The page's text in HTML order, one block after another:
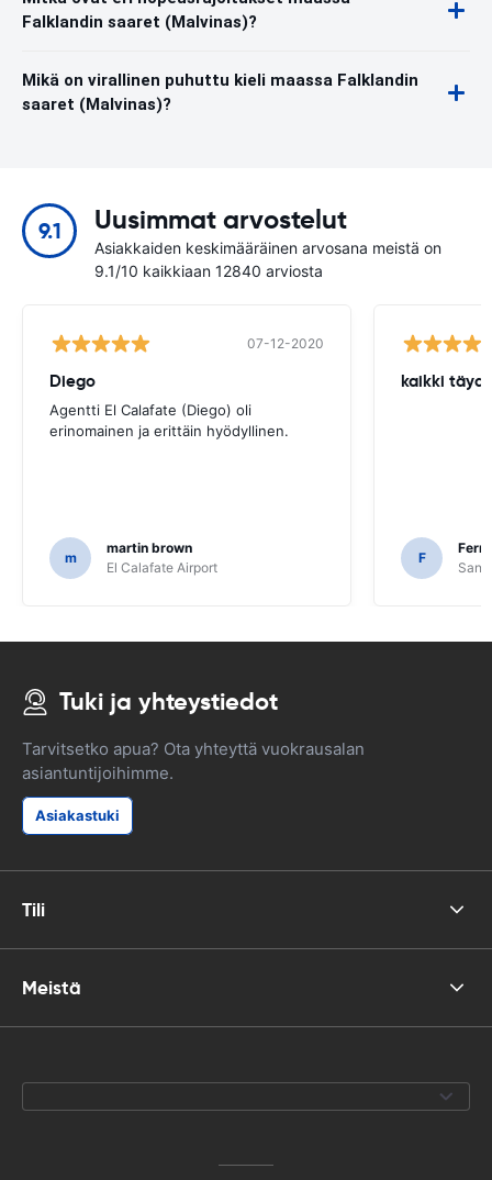
Falklandin saaret (Malvinas)?
Mikä on virallinen puhuttu kieli maassa Falklandin
saaret (Malvinas)?
9.1 Uusimmat arvostelut
Asiakkaiden keskimääräinen arvosana meistä on
9.1/10 kaikkiaan 12840 arviosta
07-12-2020
Diego
Agentti El Calafate (Diego) oli
erinomainen ja erittäin hyödyllinen.
m
martin brown
El Calafate Airport
kaikki
F
Tuki ja yhteystiedot
Tarvitsetko apua? Ota yhteyttä vuokrausalan
asiantuntijoihimme.
Asiakastuki
Tili
Meistä